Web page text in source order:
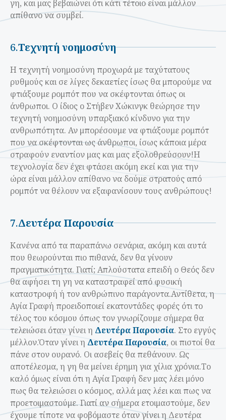
γη, και μας βεβαιώνει ότι κάτι τέτοιο είναι μάλλον
απίθανο να συμβεί.
6.Τεχνητή νοημοσύνη
Η τεχνητή νοημοσύνη προχωρά με ταχύτατους
ρυθμούς και σε λίγες δεκαετίες ίσως θα μπορούμε να
φτιάξουμε ρομπότ που να σκέφτονται όπως οι
άνθρωποι. Ο ίδιος ο Στήβεν Χώκινγκ θεώρησε την
τεχνητή νοημοσύνη υπαρξιακό κίνδυνο για την
ανθρωπότητα. Αν μπορέσουμε να φτιάξουμε ρομπότ
που να σκέφτονται ως άνθρωποι, ίσως κάποια μέρα
στραφούν εναντίον μας και μας εξολοθρεύσουν!Η
τεχνολογία δεν έχει φτάσει ακόμη εκεί και για την
ώρα είναι μάλλον απίθανο να δούμε στρατούς από
ρομπότ να θέλουν να εξαφανίσουν τους ανθρώπους!
7.Δευτέρα Παρουσία
Κανένα από τα παραπάνω σενάρια, ακόμη και αυτά
που θεωρούνται πιο πιθανά, δεν θα γίνουν
πραγματικότητα. Γιατί; Απλούστατα επειδή ο Θεός δεν
θα αφήσει τη γη να καταστραφεί από φυσική
καταστροφή ή τον ανθρώπινο παράγοντα.Αντίθετα, η
Αγία Γραφή προειδοποιεί εκατοντάδες φορές ότι το
τέλος του κόσμου όπως τον γνωρίζουμε σήμερα θα
τελειώσει όταν γίνει η Δευτέρα Παρουσία. Στο εγγύς
μέλλον.Όταν γίνει η Δευτέρα Παρουσία, οι πιστοί θα
πάνε στον ουρανό. Οι ασεβείς θα πεθάνουν. Ως
αποτέλεσμα, η γη θα μείνει έρημη για χίλια χρόνια.Το
καλό όμως είναι ότι η Αγία Γραφή δεν μας λέει μόνο
πως θα τελειώσει ο κόσμος, αλλά μας λέει και πως να
προετοιμαστούμε. Γιατί αν σήμερα ετοιμαστούμε, δεν
έχουμε τίποτε να φοβόμαστε όταν γίνει η Δευτέρα